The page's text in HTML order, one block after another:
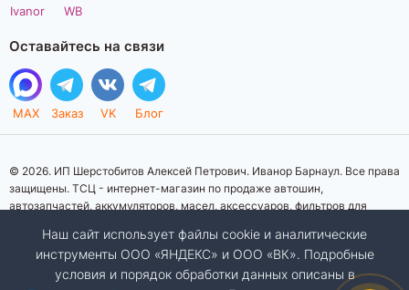
Ivanor WB
Оставайтесь на связи
MAX Заказ VK Блог
© 2026. ИП Шерстобитов Алексей Петрович. Иванор Барнаул. Все права
защищены. ТСЦ - интернет-магазин по продаже автошин,
автозапчастей, аккумуляторов, масел, аксессуаров, фильтров для
информационный характер. Представленная информация о товарах, их
стоимости, характеристик, фото, наличия на складе ни при каких
условиях не является публичной офертой, определяемой положениями
Наш сайт использует файлы cookie и аналитические
инструменты ООО «ЯНДЕКС» и ООО «ВК». Подробные
условия и порядок обработки данных описаны в